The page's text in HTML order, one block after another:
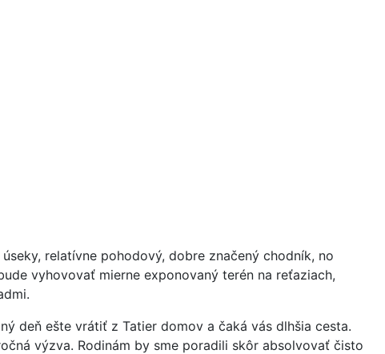
relatívne pohodový, dobre značený chodník, no
vyhovovať mierne exponovaný terén na reťaziach,
deň ešte vrátiť z Tatier domov a čaká vás dlhšia cesta.
výzva. Rodinám by sme poradili skôr absolvovať čisto